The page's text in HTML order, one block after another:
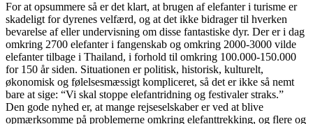
For at opsummere så er det klart, at brugen af elefanter i turisme er
skadeligt for dyrenes velfærd, og at det ikke bidrager til hverken
bevarelse af eller undervisning om disse fantastiske dyr. Der er i dag
omkring 2700 elefanter i fangenskab og omkring 2000-3000 vilde
elefanter tilbage i Thailand, i forhold til omkring 100.000-150.000
for 150 år siden. Situationen er politisk, historisk, kulturelt,
økonomisk og følelsesmæssigt kompliceret, så det er ikke så nemt
bare at sige: “Vi skal stoppe elefantridning og festivaler straks.”
Den gode nyhed er, at mange rejseselskaber er ved at blive
opmærksomme på problemerne omkring elefanttrekking, og flere og